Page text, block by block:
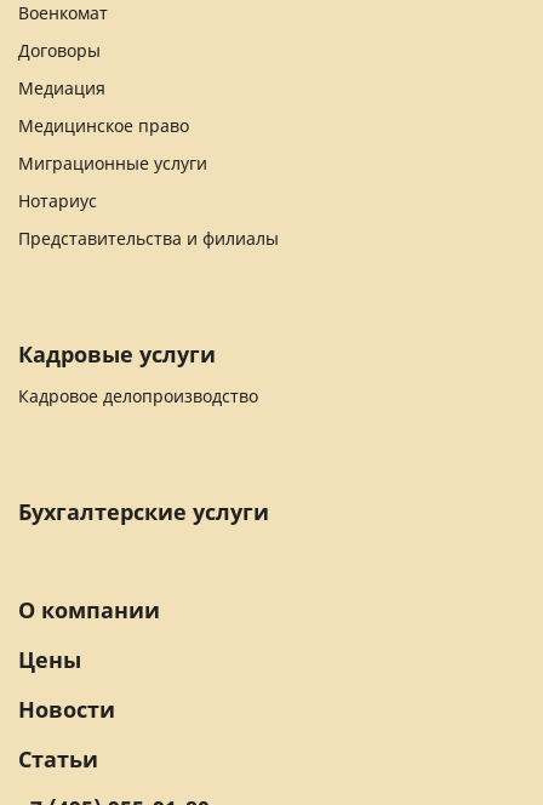
Военкомат
Договоры
Медиация
Медицинское право
Миграционные услуги
Нотариус
Представительства и филиалы
Кадровые услуги
Кадровое делопроизводство
Бухгалтерские услуги
О компании
Цены
Новости
Статьи